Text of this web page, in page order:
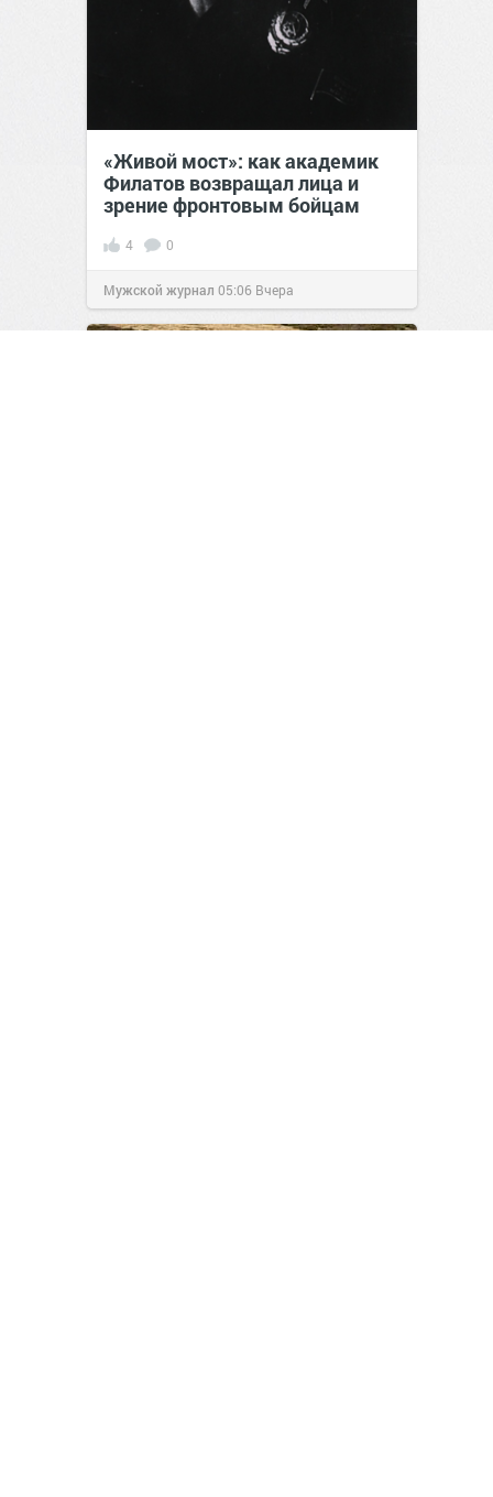
«Живой мост»: как академик
Филатов возвращал лица и
зрение фронтовым бойцам
4 0
Мужской журнал 05:06 Вчера